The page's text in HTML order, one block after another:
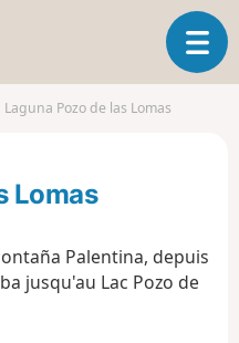
O
u
a
v
Laguna Pozo de las Lomas
Lomas
Palentina, depuis
jusqu'au Lac Pozo de